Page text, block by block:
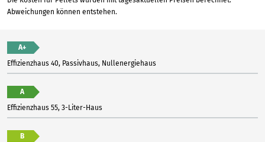
Abweichungen können entstehen.
A+
Effizienzhaus 40, Passivhaus, Nullenergiehaus
A
Effizienzhaus 55, 3-Liter-Haus
B